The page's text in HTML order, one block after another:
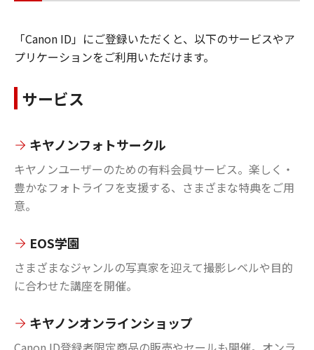
「Canon ID」にご登録いただくと、以下のサービスやア
プリケーションをご利用いただけます。
サービス
キヤノンフォトサークル
キヤノンユーザーのための有料会員サービス。楽しく・
豊かなフォトライフを支援する、さまざまな特典をご用
意。
EOS学園
さまざまなジャンルの写真家を迎えて撮影レベルや目的
に合わせた講座を開催。
キヤノンオンラインショップ